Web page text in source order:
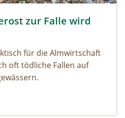
zur Falle wird
für die Almwirtschaft
oft tödliche Fallen auf